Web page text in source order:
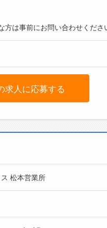
方は事前にお問い合わせくださ
求人に応募する
松本営業所